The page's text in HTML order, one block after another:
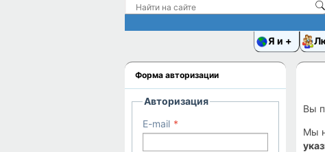
Я и
Вы
Мы
Форма авторизации
Авторизация
E-mail